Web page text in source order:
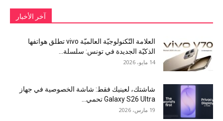
آخر الأخبار
العلامة التّكنولوجيّة العالميّة vivo تطلق هواتفها
الذكيّة الجديدة في تونس: سلسلة...
14 مايو، 2026
شاشتك، لعينيك فقط: شاشة الخصوصية في جهاز
Galaxy S26 Ultra تحمي...
19 مارس، 2026